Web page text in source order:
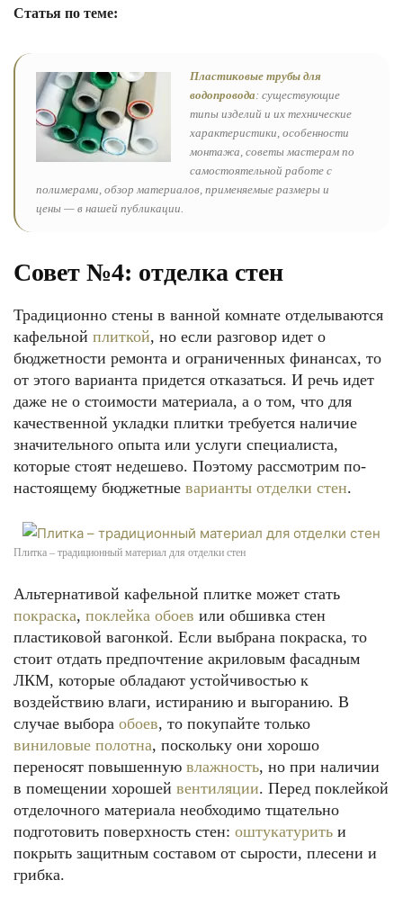
Статья по теме:
Пластиковые трубы для
водопровода: существующие
типы изделий и их технические
характеристики, особенности
монтажа, советы мастерам по
самостоятельной работе с
полимерами, обзор материалов, применяемые размеры и
цены — в нашей публикации.
Совет №4: отделка стен
Традиционно стены в ванной комнате отделываются
кафельной плиткой, но если разговор идет о
бюджетности ремонта и ограниченных финансах, то
от этого варианта придется отказаться. И речь идет
даже не о стоимости материала, а о том, что для
качественной укладки плитки требуется наличие
значительного опыта или услуги специалиста,
которые стоят недешево. Поэтому рассмотрим по-
настоящему бюджетные варианты отделки стен.
Плитка – традиционный материал для отделки стен
Альтернативой кафельной плитке может стать
покраска, поклейка обоев или обшивка стен
пластиковой вагонкой. Если выбрана покраска, то
стоит отдать предпочтение акриловым фасадным
ЛКМ, которые обладают устойчивостью к
воздействию влаги, истиранию и выгоранию. В
случае выбора обоев, то покупайте только
виниловые полотна, поскольку они хорошо
переносят повышенную влажность, но при наличии
в помещении хорошей вентиляции. Перед поклейкой
отделочного материала необходимо тщательно
подготовить поверхность стен: оштукатурить и
покрыть защитным составом от сырости, плесени и
грибка.